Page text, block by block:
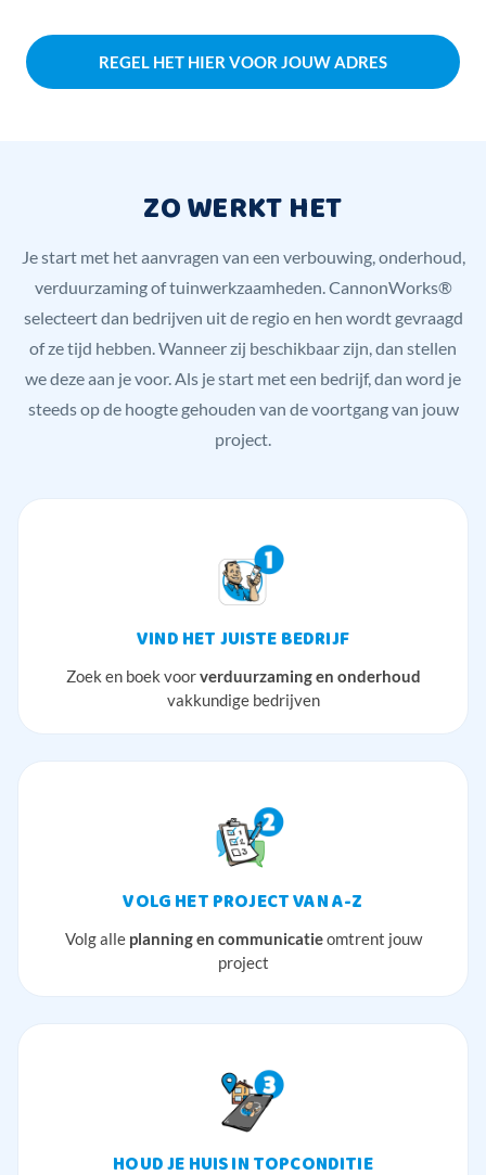
REGEL HET HIER VOOR JOUW ADRES
ZO WERKT HET
Je start met het aanvragen van een verbouwing, onderhoud,
verduurzaming of tuinwerkzaamheden. CannonWorks®
selecteert dan bedrijven uit de regio en hen wordt gevraagd
of ze tijd hebben. Wanneer zij beschikbaar zijn, dan stellen
we deze aan je voor. Als je start met een bedrijf, dan word je
steeds op de hoogte gehouden van de voortgang van jouw
project.
VIND HET JUISTE BEDRIJF
Zoek en boek voorverduurzaming en onderhoud
vakkundige bedrijven
VOLG HET PROJECT VAN A-Z
Volg alle planning en communicatieomtrent jouw
project
HOUD JE HUIS IN TOPCONDITIE